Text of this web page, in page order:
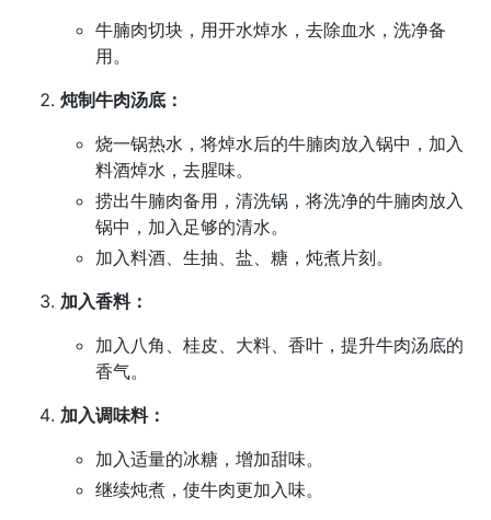
牛腩肉切块，用开水焯水，去除血水，洗净备
用。
炖制牛肉汤底：
烧一锅热水，将焯水后的牛腩肉放入锅中，加入
料酒焯水，去腥味。
捞出牛腩肉备用，清洗锅，将洗净的牛腩肉放入
锅中，加入足够的清水。
加入料酒、生抽、盐、糖，炖煮片刻。
加入香料：
加入八角、桂皮、大料、香叶，提升牛肉汤底的
香气。
加入调味料：
加入适量的冰糖，增加甜味。
继续炖煮，使牛肉更加入味。